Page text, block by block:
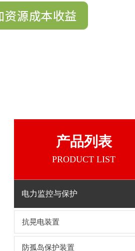
产品列表
PRODUCT LIST
电力监控与保护
抗晃电装置
防孤岛保护装置